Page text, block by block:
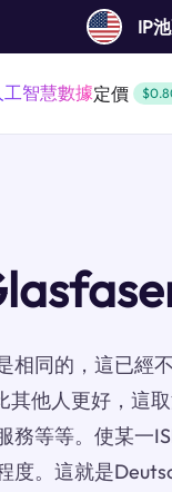
IP
工智慧數據定價
相同的，這已經
其他人更好，這
務等等。使某一
度。這就是